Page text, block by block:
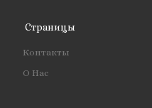
Страницы
Контакты
О Нас